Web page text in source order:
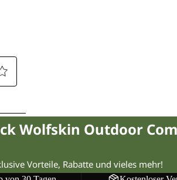
Wolfskin Outdoor
Vorteile, Rabatte und vieles mehr!